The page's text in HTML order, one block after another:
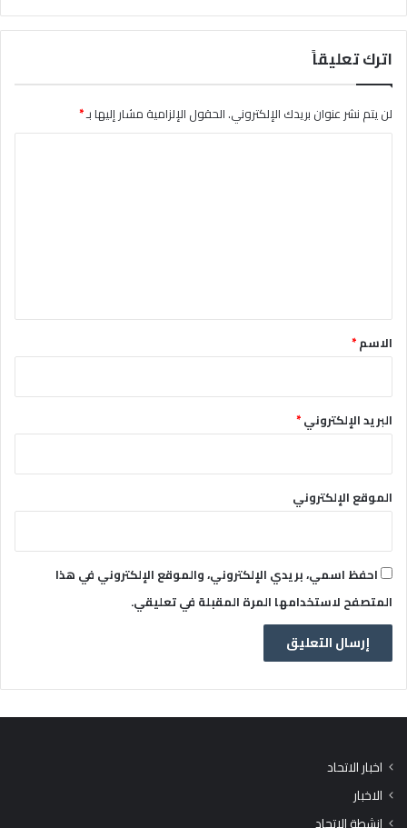
اترك تعليقاً
لن يتم نشر عنوان بريدك الإلكتروني.الحقول الإلزامية مشار إليها بـ*
*الاسم*
البريد الإلكتروني*
الموقع الإلكتروني
احفظ اسمي، بريدي الإلكتروني، والموقع الإلكتروني في هذا
المتصفح لاستخدامها المرة المقبلة في تعليقي.
اخبار الاتحاد
الاخبار